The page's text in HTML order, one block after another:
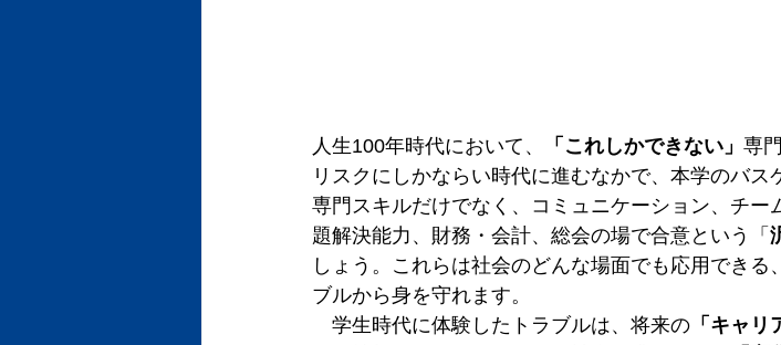
人生100年時代において、 「これしかできない」 専
リスクにしかならい時代に進むなかで、本学のバ
専門スキルだけでなく、コミュニケーション、チー
題解決能力、財務・会計、総会の場で合意という「
しょう。これらは社会のどんな場面でも応用でき
ブルから身を守れます。
学生時代に体験したトラブルは、将来の 「キャリ